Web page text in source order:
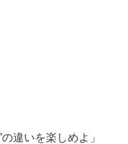
の違いを楽しめよ」